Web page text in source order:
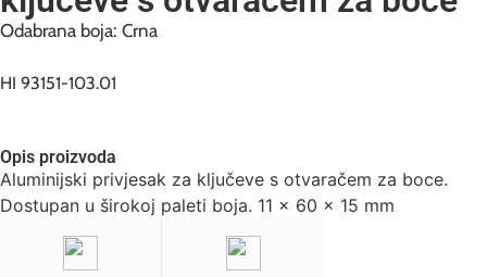
Odabrana boja: Crna
HI 93151-103.01
Opis proizvoda
Aluminijski privjesak za ključeve s otvaračem za boce.
Dostupan u širokoj paleti boja. 11 x 60 x 15 mm